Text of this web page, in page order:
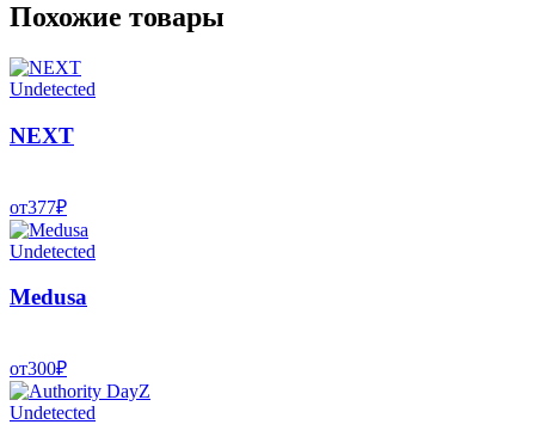
Похожие товары
Undetected
NEXT
от377₽
Undetected
Medusa
от300₽
Undetected